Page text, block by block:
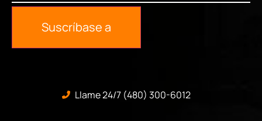
Suscríbase a
Llame 24/7 (480) 300-6012